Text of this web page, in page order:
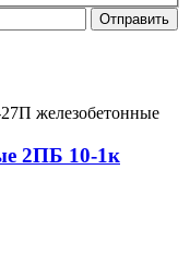
2ПБ 10⁠-⁠1к